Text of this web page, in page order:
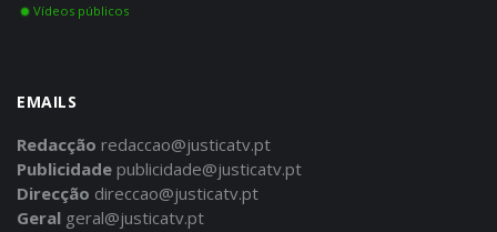
Vídeos públicos
EMAILS
Redacção redaccao@justicatv.pt
Publicidade publicidade@justicatv.pt
Direcção direccao@justicatv.pt
Geral geral@justicatv.pt